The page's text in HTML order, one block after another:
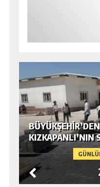
KIZKAPANLI’NIN
ÇEVRE